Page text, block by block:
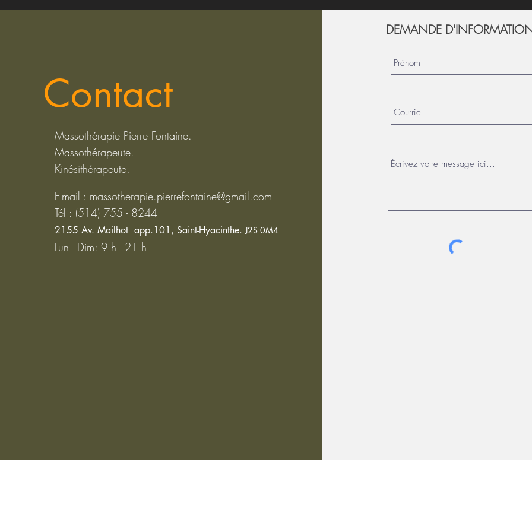
Contact
Massothérapie Pierre Fontaine.
Massothérapeute.
Kinésithérapeute.
E-mail : massotherapie.pierrefontaine@gmail.com
Tél : (514) 755 - 8244
2155 Av. Mailhot app.101, Saint-Hyacinthe.J2S 0M4
Lun - Dim: 9 h - 21 h
DEMANDE